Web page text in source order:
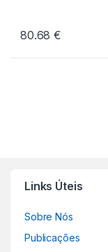
80.68€
Links Úteis
Sobre Nós
Publicações